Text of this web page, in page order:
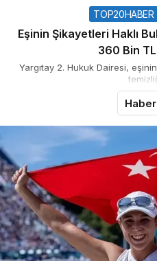
TOP20HABER
Eşinin Şikayetleri Haklı
360 Bin
Yargıtay 2. Hukuk Dairesi,